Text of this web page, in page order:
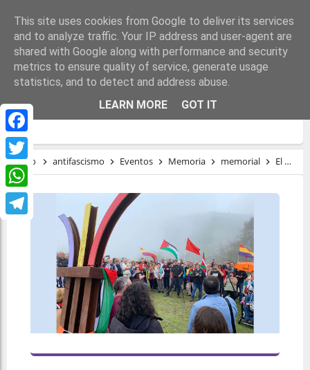
Facebook
Twitter
WhatsApp
EL MAZUCU: SÍMBOLO DE LA LIBERTAD Y
DEL ANTIFASCISMO
Inicio antifascismo Eventos Memoria memorial El Mazucu: símbolo de la libertad y del antifascismo
This site uses cookies from Google to deliver its services
and to analyze traffic. Your IP address and user-agent are
shared with Google along with performance and security
metrics to ensure quality of service, generate usage
statistics, and to detect and address abuse.
LEARN MORE
GOT IT